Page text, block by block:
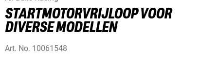
STARTMOTORVRIJLOOP VOOR
DIVERSE MODELLEN
Art. No. 10061548